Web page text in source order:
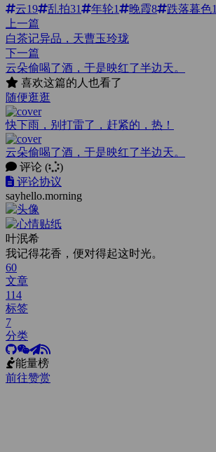
云19 乱拍31 年轮1 晚霞8 跌落暮色1
上一篇
白茶记异品，天曹玉玲珑
下一篇
云朵偷喝了酒，于是映红了半边天。
喜欢这篇的人也看了
随便逛逛
快下雨，别打雷了，赶紧的，热！
云朵偷喝了酒，于是映红了半边天。
评论 (
)
评论协议
sayhello.morning
叶泯希
我记得花香，便对得起这时光。
60
文章
114
标签
7
分类
能量榜
前往赞赏